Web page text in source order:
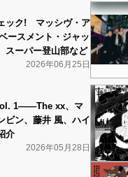
ック! マッシヴ・ア
ースメント・ジャッ
スーパー登山部など
2026年06月25日
1――The xx、マ
ビン、藤井 風、ハイ
介
2026年05月28日